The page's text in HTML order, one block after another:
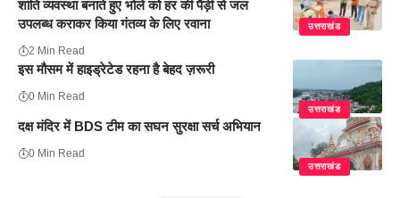
उत्तराखंड
शांति व्यवस्था बनाते हुए भोले को हर की पैड़ी से जल
उपलब्ध कराकर किया गंतव्य के लिए रवाना
2 Min Read
उत्तराखंड
इस मौसम में हाइड्रेटेड रहना है बेहद ज़रूरी
0 Min Read
उत्तराखंड
दक्ष मंदिर में BDS टीम का सघन सुरक्षा सर्च अभियान
0 Min Read